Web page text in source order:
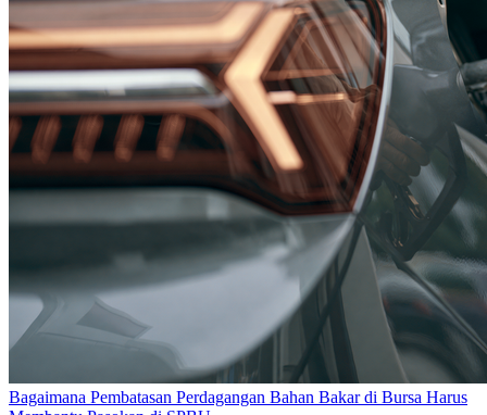
Bagaimana Pembatasan Perdagangan Bahan Bakar di Bursa Harus